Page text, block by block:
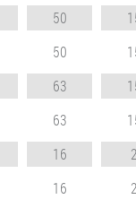
50
50
63
63
16
16